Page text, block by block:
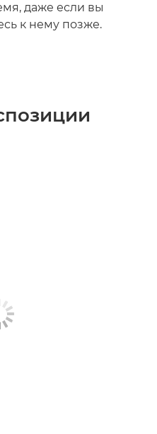
даже если вы
к нему позже.